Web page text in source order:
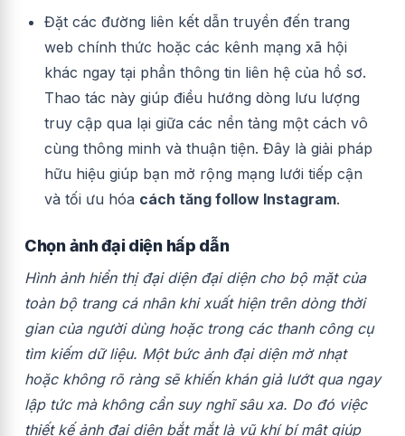
Đặt các đường liên kết dẫn truyền đến trang
web chính thức hoặc các kênh mạng xã hội
khác ngay tại phần thông tin liên hệ của hồ sơ.
Thao tác này giúp điều hướng dòng lưu lượng
truy cập qua lại giữa các nền tảng một cách vô
cùng thông minh và thuận tiện. Đây là giải pháp
hữu hiệu giúp bạn mở rộng mạng lưới tiếp cận
và tối ưu hóa cách tăng follow Instagram.
Chọn ảnh đại diện hấp dẫn
Hình ảnh hiển thị đại diện đại diện cho bộ mặt của
toàn bộ trang cá nhân khi xuất hiện trên dòng thời
gian của người dùng hoặc trong các thanh công cụ
tìm kiếm dữ liệu. Một bức ảnh đại diện mờ nhạt
hoặc không rõ ràng sẽ khiến khán giả lướt qua ngay
lập tức mà không cần suy nghĩ sâu xa. Do đó việc
thiết kế ảnh đại diện bắt mắt là vũ khí bí mật giúp